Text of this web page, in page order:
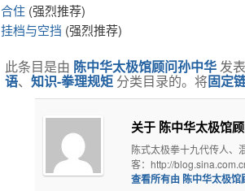
合住 (强烈推荐)
挂档与空挡 (强烈推荐)
此条目是由 陈中华太极馆顾问孙中华发
语、 知识-拳理规矩 分类目录的。将固定
关于 陈中华太极馆
陈式太极拳十九代传人、
客：http://
查看所有由 陈中华太极